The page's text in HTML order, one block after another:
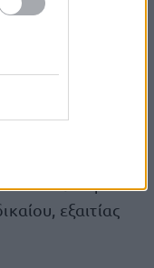
κατά
από θέση
εξαιτίας